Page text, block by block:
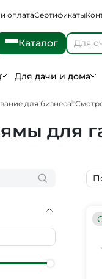
оплатаСертификаты
Каталог
Для дачи и дома
для бизнеса
для